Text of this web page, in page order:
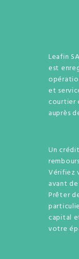
Leafin
est
et
courtier
auprès
Un
Vérifiez
avant
Prêter
capital
votre